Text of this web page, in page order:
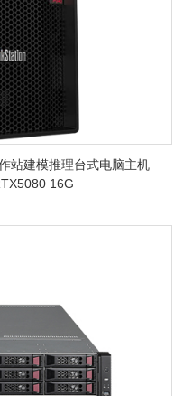
站建模推理台式电脑主机
16G